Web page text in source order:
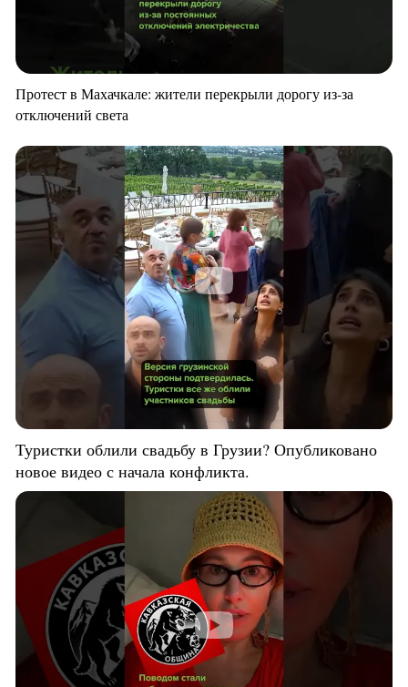
Протест в Махачкале: жители перекрыли дорогу из-за
отключений света
Туристки облили свадьбу в Грузии? Опубликовано
новое видео с начала конфликта.